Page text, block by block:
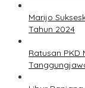
Marijo
Tahun 2024
Ratusan PKD